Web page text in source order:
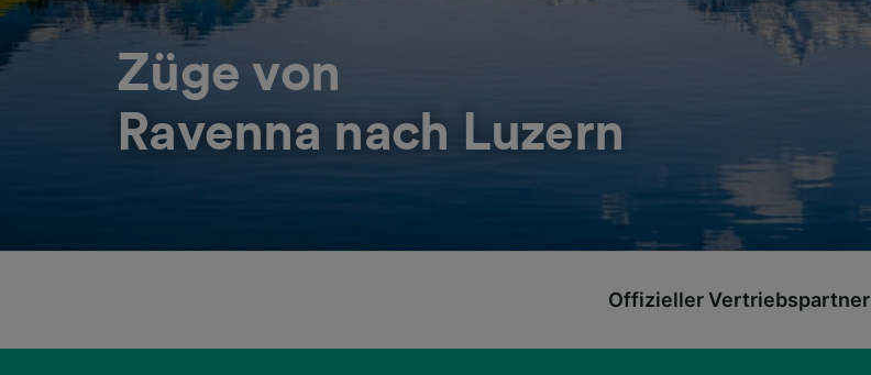
Züge von
Ravenna nach Luzern
Offizieller Vertriebspartner